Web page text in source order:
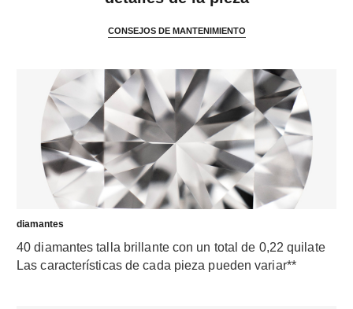
CONSEJOS DE MANTENIMIENTO
diamantes
40 diamantes talla brillante con un total de 0,22 quilate
Las características de cada pieza pueden variar**